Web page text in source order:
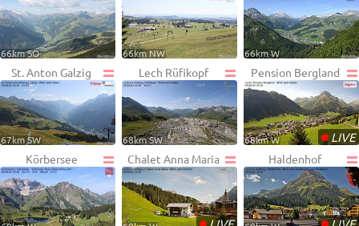
66km SO 66km NW 66km W
St. Anton Galzig
67km SW
Lech Rüfikopf
68km SW
Pension Bergland
•LIVE
68km W
Körbersee Chalet Anna Maria Haldenhof